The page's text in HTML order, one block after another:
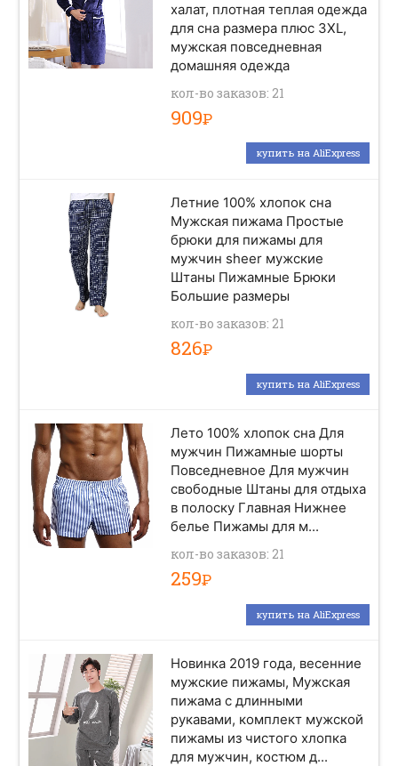
халат, плотная теплая одежда
для сна размера плюс 3XL,
мужская повседневная
домашняя одежда
кол-во заказов: 21
909Р
купить на AliExpress
Летние 100% хлопок сна
Мужская пижама Простые
брюки для пижамы для
мужчин sheer мужские
Штаны Пижамные Брюки
Большие размеры
кол-во заказов: 21
826Р
купить на AliExpress
Лето 100% хлопок сна Для
мужчин Пижамные шорты
Повседневное Для мужчин
свободные Штаны для отдыха
в полоску Главная Нижнее
белье Пижамы для м...
кол-во заказов: 21
259Р
купить на AliExpress
Новинка 2019 года, весенние
мужские пижамы, Мужская
пижама с длинными
рукавами, комплект мужской
пижамы из чистого хлопка
для мужчин, костюм д...